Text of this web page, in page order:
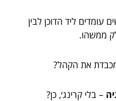
עומדים ליד הדוכן לבין
ממשהו.
את הקהל?
– בלי קרינג׳, כן?